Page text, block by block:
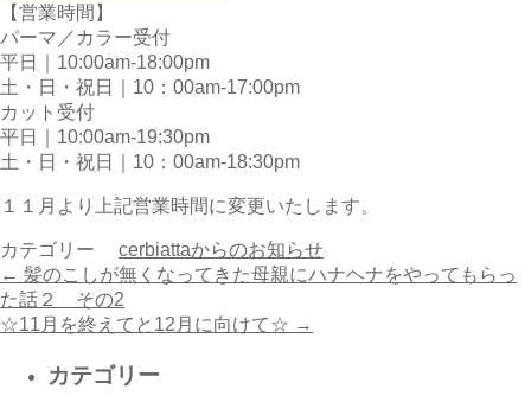
【営業時間】
パーマ／カラー受付
平日｜10:00am-18:00pm
土・日・祝日｜10：00am-17:00pm
カット受付
平日｜10:00am-19:30pm
土・日・祝日｜10：00am-18:30pm
１１月より上記営業時間に変更いたします。
カテゴリー cerbiattaからのお知らせ
← 髪のこしが無くなってきた母親にハナヘナをやってもらっ
た話２ その2
☆11月を終えてと12月に向けて☆ →
カテゴリー